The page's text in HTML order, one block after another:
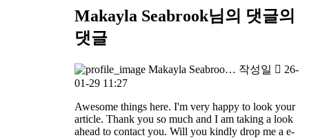
Makayla Seabrook님의 댓글의
댓글
Makayla Seabroo… 작성일
26-
01-29 11:27
Awesome things here. I'm very happy to look your
article. Thank you so much and I am taking a look
ahead to contact you. Will you kindly drop me a e-